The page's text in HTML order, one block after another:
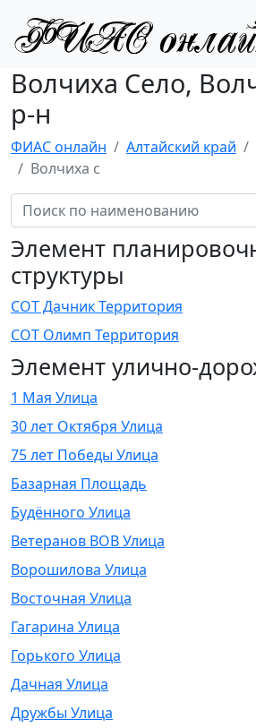
Волчиха Село,
р-н
ФИАС онлайн Алтайский край
Волчиха с
Элемент
структуры
СОТ Дачник Территория
СОТ Олимп Территория
Элемент улично-
1 Мая Улица
30 лет Октября Улица
75 лет Победы Улица
Базарная Площадь
Будённого Улица
Ветеранов ВОВ Улица
Ворошилова Улица
Восточная Улица
Гагарина Улица
Горького Улица
Дачная Улица
Дружбы Улица